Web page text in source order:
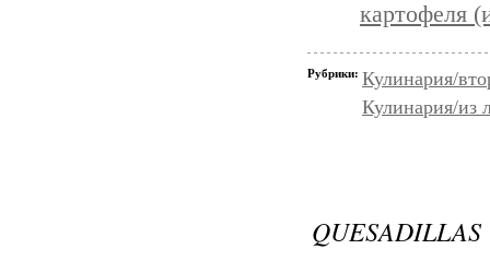
картофеля
Рубрики: Кулинария/
Кулинария/из
QUESADILLAS